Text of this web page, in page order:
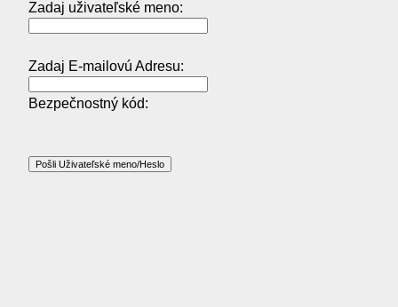
Zadaj uživateľské meno:
Zadaj E-mailovú Adresu:
Bezpečnostný kód: